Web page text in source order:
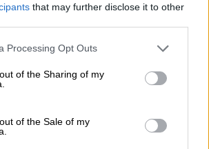
that may further disclose it to other
website/app uses one or more Google
or usage behaviour. You may click to
to Google and its third-party tags to
specified purposes in below Google
Processing Opt Outs
of the Sharing of my
of the Sale of my
άδειες και ταξίδια σε
OPEN, η «μπάρμπι»
να έπαιρνε
τις ημέρες που έλειπε